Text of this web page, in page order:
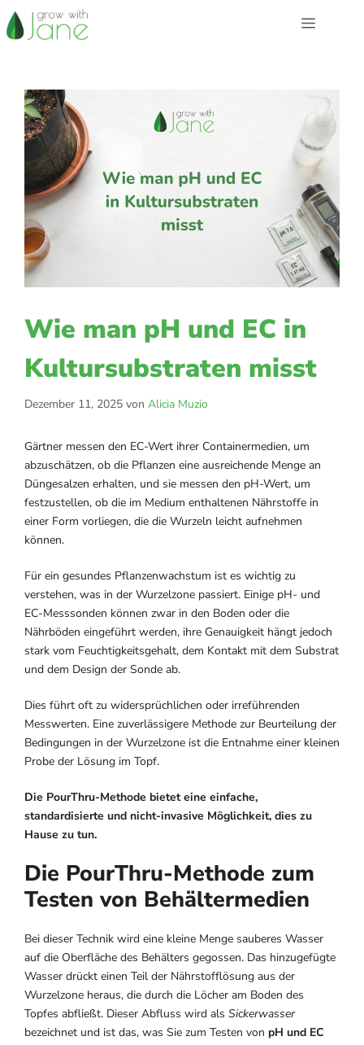
Zum
Inhalt
Menü
Wie man pH und EC in
Kultursubstraten misst
Dezember 11, 2025 von Alicia Muzio
Gärtner messen den EC-Wert ihrer Containermedien, um
abzuschätzen, ob die Pflanzen eine ausreichende Menge an
Düngesalzen erhalten, und sie messen den pH-Wert, um
festzustellen, ob die im Medium enthaltenen Nährstoffe in
einer Form vorliegen, die die Wurzeln leicht aufnehmen
können.
Für ein gesundes Pflanzenwachstum ist es wichtig zu
verstehen, was in der Wurzelzone passiert. Einige pH- und
EC-Messsonden können zwar in den Boden oder die
Nährböden eingeführt werden, ihre Genauigkeit hängt jedoch
stark vom Feuchtigkeitsgehalt, dem Kontakt mit dem Substrat
und dem Design der Sonde ab.
Dies führt oft zu widersprüchlichen oder irreführenden
Messwerten. Eine zuverlässigere Methode zur Beurteilung der
Bedingungen in der Wurzelzone ist die Entnahme einer kleinen
Probe der Lösung im Topf.
Die PourThru-Methode bietet eine einfache,
standardisierte und nicht-invasive Möglichkeit, dies zu
Hause zu tun.
Die PourThru-Methode zum
Testen von Behältermedien
Bei dieser Technik wird eine kleine Menge sauberes Wasser
auf die Oberfläche des Behälters gegossen. Das hinzugefügte
Wasser drückt einen Teil der Nährstofflösung aus der
Wurzelzone heraus, die durch die Löcher am Boden des
Topfes abfließt. Dieser Abfluss wird als Sickerwasser
bezeichnet und ist das, was Sie zum Testen von pH und EC